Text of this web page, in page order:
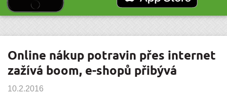
Online nákup potravin přes internet
zažívá boom, e-shopů přibývá
10.2.2016